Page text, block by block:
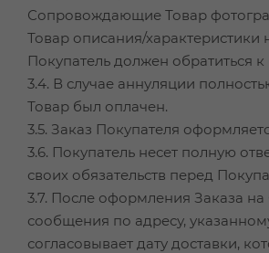
Сопровождающие Товар
Товар описания/
Покупатель должен обратиться
3.4. В случае аннуляции
Товар был оплачен.
3.5. Заказ Покупателя
3.6. Покупатель несет полную
своих обязательств перед
3.7. После оформления Заказа
сообщения по адресу,
согласовывает дату доставки,